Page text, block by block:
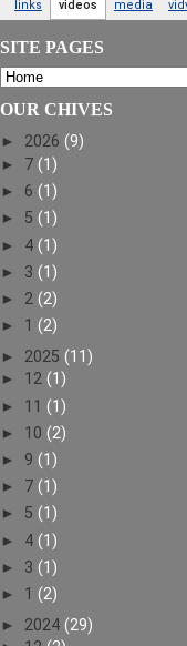
SITE PAGES
OUR CHIVES
► 2026 (9)
► 7 (1)
► 6 (1)
► 5 (1)
► 4 (1)
► 3 (1)
► 2 (2)
► 1 (2)
► 2025 (11)
► 12 (1)
► 11 (1)
► 10 (2)
► 9 (1)
► 7 (1)
► 5 (1)
► 4 (1)
► 3 (1)
► 1 (2)
► 2024 (29)